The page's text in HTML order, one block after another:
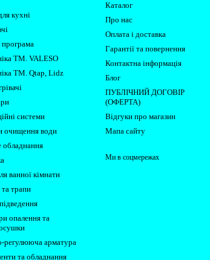
кухні
ТМ. VALESO
ТМ. Qtap, Lidz
системи
очищення води
обладнання
ванної кімнати
трапи
опалення та
регулююча арматура
та обладнання
Каталог
Про нас
Оплата і доставка
Гарантії та повернення
Контактна інформація
Блог
ПУБЛІЧНИЙ ДОГОВІР
(ОФЕРТА)
Відгуки про магазин
Мапа сайту
Ми в соцмережах